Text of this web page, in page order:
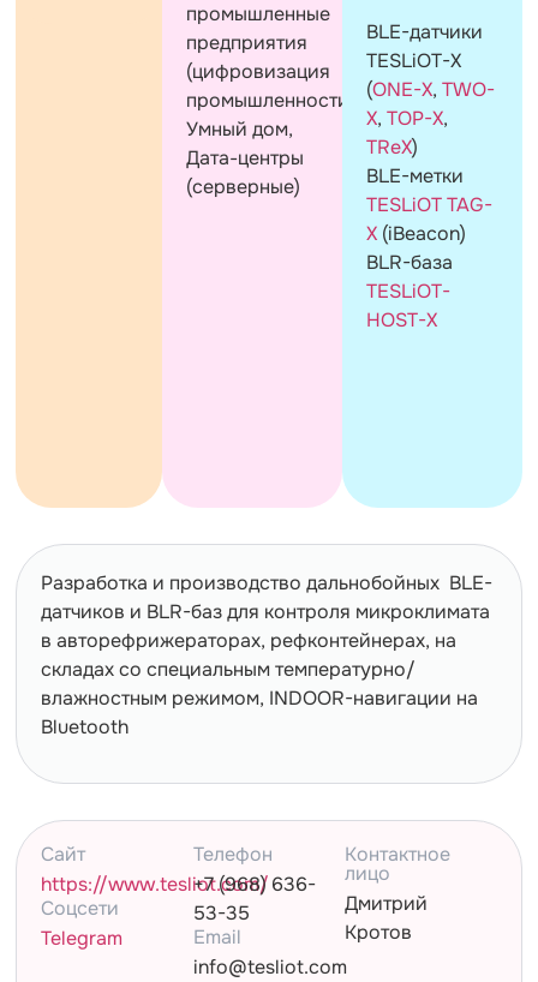
промышленные
предприятия
(цифровизация
промышленности),
Умный дом,
Дата-центры
(серверные)
BLE-датчики
TESLiOT-X
(ONE-X, TWO-
X, TOP-X,
TReX)
BLE-метки
TESLiOT TAG-
X(iBeacon)
BLR-база
TESLiOT-
HOST-X
Разработка и производство дальнобойных BLE-
датчиков и BLR-баз для контроля микроклимата
в авторефрижераторах, рефконтейнерах, на
складах со специальным температурно/
влажностным режимом, INDOOR-навигации на
Bluetooth
Сайт
https://www.tesliot.com/
Cоцсети
Telegram
Телефон
+7 (968) 636-
53-35
Email
info@tesliot.com
Контактное
лицо
Дмитрий
Кротов